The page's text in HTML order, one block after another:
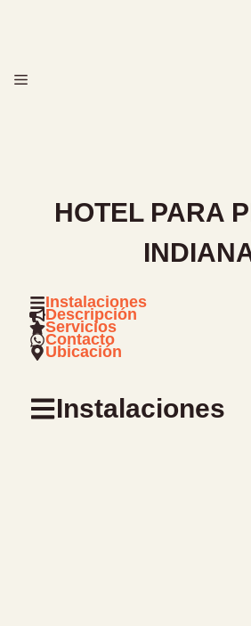
MENÚ
HOTEL PARA
Instalaciones
Descripción
Servicios
Contacto
Ubicación
Instalaciones